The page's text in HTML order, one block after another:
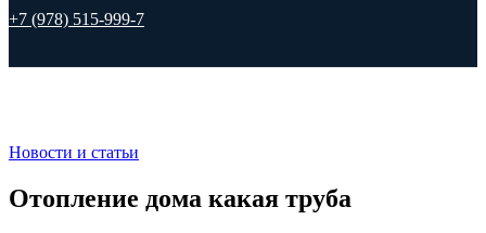
+7 (978) 515-999-7
Новости и статьи
Отопление дома какая труба